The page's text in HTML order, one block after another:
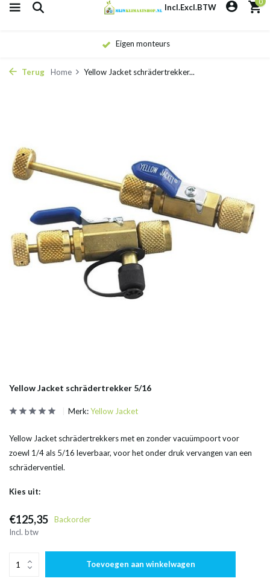
Incl.Excl.BTW
Eigen monteurs
Terug Home Yellow Jacket schrädertrekker...
Yellow Jacket schrädertrekker 5/16
Merk:Yellow Jacket
Yellow Jacket schrädertrekkers met en zonder vacuümpoort voor
zoewl 1/4 als 5/16 leverbaar, voor het onder druk vervangen van een
schräderventiel.
Kies uit:
€125,35
Backorder
Incl. btw
Toevoegen aan winkelwagen